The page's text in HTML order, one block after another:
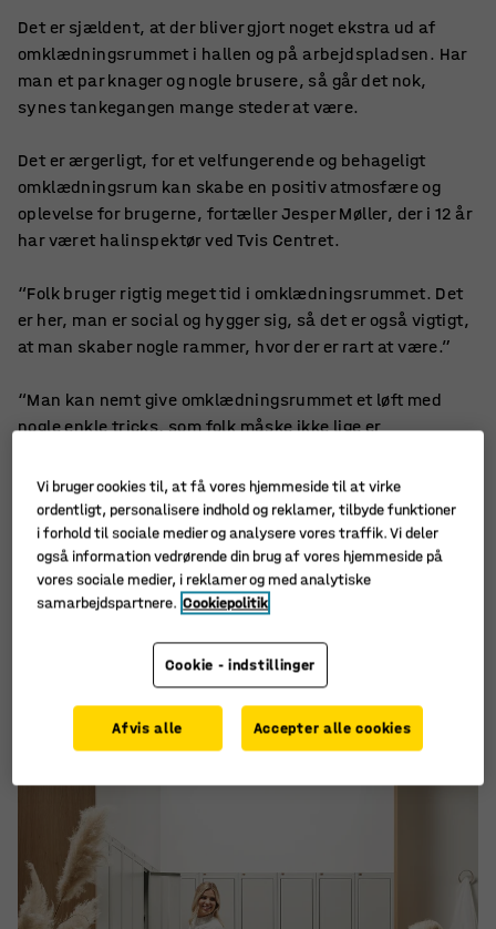
Det er sjældent, at der bliver gjort noget ekstra ud af
omklædningsrummet i hallen og på arbejdspladsen. Har
man et par knager og nogle brusere, så går det nok,
synes tankegangen mange steder at være.
Det er ærgerligt, for et velfungerende og behageligt
omklædningsrum kan skabe en positiv atmosfære og
oplevelse for brugerne, fortæller Jesper Møller, der i 12 år
har været halinspektør ved Tvis Centret.
“Folk bruger rigtig meget tid i omklædningsrummet. Det
er her, man er social og hygger sig, så det er også vigtigt,
at man skaber nogle rammer, hvor der er rart at være.”
“Man kan nemt give omklædningsrummet et løft med
nogle enkle tricks, som folk måske ikke lige er
Jesper Møllers første og vigtigste råd til et attraktivt
omklædningsrum er dog klart:
“Sørg for ordentlig oprydning og rengøring. Når det første
stykke skrald ryger ved siden af skraldespanden, følger
det næste hurtigt efter, og så er der ikke langt til, at det
Her er Jesper Møllers 12 hemmeligheder til et
omklædningsrum
i verdensklasse.
Vi bruger cookies til, at få vores hjemmeside til at virke
ordentligt, personalisere indhold og reklamer, tilbyde funktioner
i forhold til sociale medier og analysere vores traffik. Vi deler
også information vedrørende din brug af vores hjemmeside på
vores sociale medier, i reklamer og med analytiske
samarbejdspartnere. Cookiepolitik
Cookie - indstillinger
Afvis alle Accepter alle cookies